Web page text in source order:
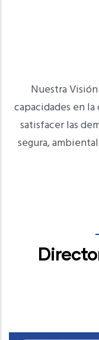
Nuestra
capacidades en
satisfacer las
segura,